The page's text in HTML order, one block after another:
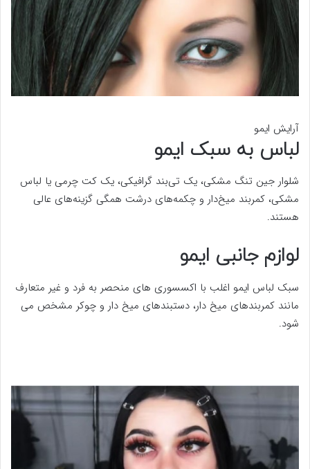
آرایش ایمو
لباس به سبک ایمو
شلوار جین تنگ مشکی، یک تی‌بند گرافیکی، یک کت چرمی یا لباس
مشکی، کمربند میخ‌دار و چکمه‌های درشت همگی گزینه‌های عالی
هستند.
لوازم جانبی ایمو
سبک لباس ایمو اغلب با اکسسوری های منحصر به فرد و غیر متعارف
مانند کمربندهای میخ دار، دستبندهای میخ دار و چوکر مشخص می
شود.